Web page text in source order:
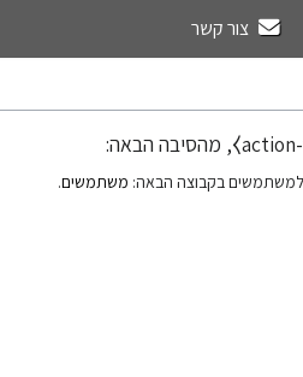
צור קשר
בקבוצה הבאה: משתמשים.